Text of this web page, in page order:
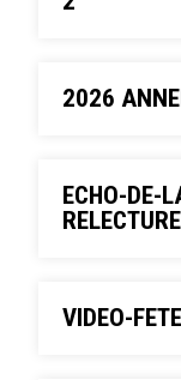
2026
ECHO-DE-
VIDEO-